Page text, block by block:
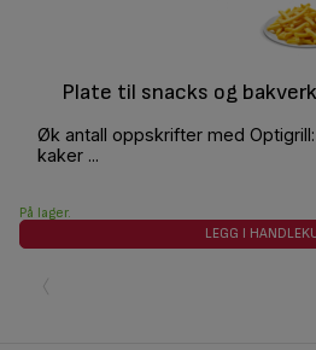
Plate til snacks og
Øk antall oppskrifter med
kaker ...
På lager.
LEGG I